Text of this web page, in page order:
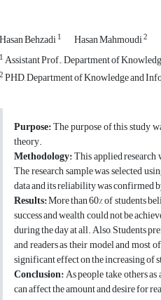
Hasan Behzadi1 Hasan Mahmoudi2
1Assistant Prof., Department of
2PHD, Department of Knowledge and
Purpose:The purpose of this study
theory.
Methodology:This applied
The research sample was selected
data and its reliability was confirmed
Results:More than 60% of students
success and wealth could not be
during the day at all. Also, Students
and readers as their model and most
significant effect on the increasing of
Conclusion:As people take others
can affect the amount and desire for